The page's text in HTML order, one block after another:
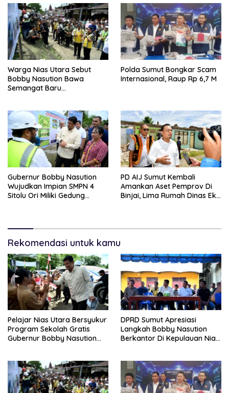
Warga Nias Utara Sebut
Bobby Nasution Bawa
Semangat Baru
Polda Sumut Bongkar Scam
Internasional, Raup Rp 6,7 M
Gubernur Bobby Nasution
Wujudkan Impian SMPN 4
Sitolu Ori Miliki Gedung
PD AIJ Sumut Kembali
Amankan Aset Pemprov Di
Binjai, Lima Rumah Dinas Eks
Rekomendasi untuk kamu
Pelajar Nias Utara Bersyukur
Program Sekolah Gratis
Gubernur Bobby Nasution
DPRD Sumut Apresiasi
Langkah Bobby Nasution
Berkantor Di Kepulauan Nias,